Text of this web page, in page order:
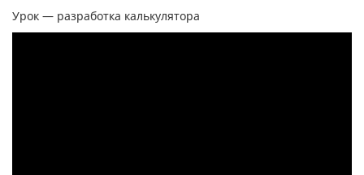
Урок — разработка калькулятора